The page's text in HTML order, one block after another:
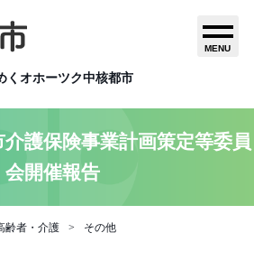
くオホーツク中核都市
MENU
護保険事業計画策定等委員
会開催報告
齢者・介護 その他